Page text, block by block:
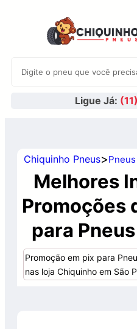
Ligue Já: (11)
Chiquinho Pneus>
Melhores
Promoções
para
Promoção em pix para
nas loja Chiquinho em São